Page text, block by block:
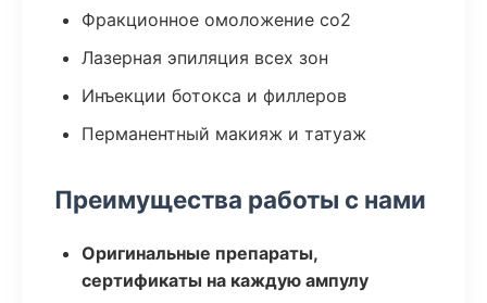
Фракционное омоложение co2
Лазерная эпиляция всех зон
Инъекции ботокса и филлеров
Перманентный макияж и татуаж
Преимущества работы с нами
Оригинальные препараты,
сертификаты на каждую ампулу